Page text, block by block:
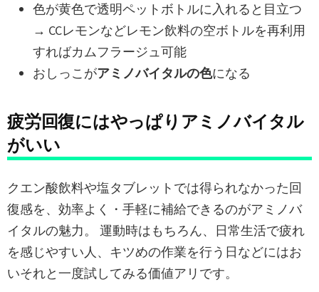
色が黄色で透明ペットボトルに入れると目立つ
→ CCレモンなどレモン飲料の空ボトルを再利用
すればカムフラージュ可能
おしっこがアミノバイタルの色になる⠀
疲労回復にはやっぱりアミノバイタル
がいい
クエン酸飲料や塩タブレットでは得られなかった回
復感を、効率よく・手軽に補給できるのがアミノバ
イタルの魅力。 運動時はもちろん、日常生活で疲れ
を感じやすい人、キツめの作業を行う日などにはお
いそれと一度試してみる価値アリです。